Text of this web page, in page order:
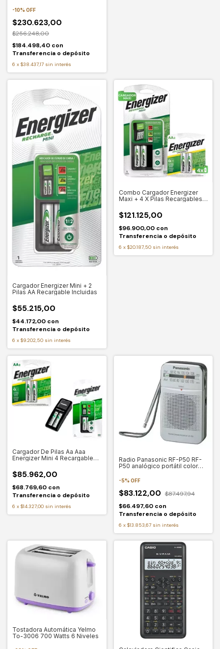
-10% OFF
$230.623,00
$256.248,00
$184.498,40 con
Transferencia o depósito
6 x $38.437,17 sin interés
Cargador Energizer Mini + 2
Pilas AA Recargable Incluidas
$55.215,00
$44.172,00 con
Transferencia o depósito
6 x $9.202,50 sin interés
Combo Cargador Energizer
Maxi + 4 X Pilas Recargables
$121.125,00
$96.900,00 con
Transferencia o depósito
6 x $20.187,50 sin interés
Cargador De Pilas Aa Aaa
Energizer Mini 4 Recargables
$85.962,00
$68.769,60 con
Transferencia o depósito
6 x $14.327,00 sin interés
Radio Panasonic RF-P50 RF-
P50 analógico portátil color
-5% OFF
$83.122,00 $87.497,94
$66.497,60 con
Transferencia o depósito
6 x $13.853,67 sin interés
Tostadora Automática Yelmo
To-3006 700 Watts 6 Niveles